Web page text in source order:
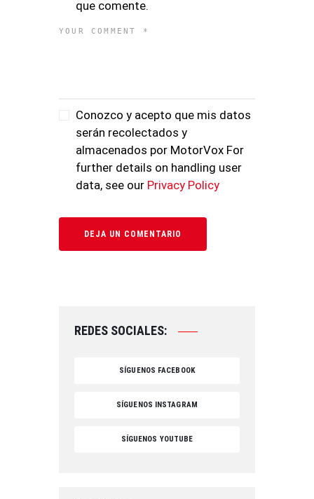
que comente.
Conozco y acepto que mis datos
serán recolectados y
almacenados por MotorVox For
further details on handling user
data, see our Privacy Policy
REDES SOCIALES:
SÍGUENOS FACEBOOK
SÍGUENOS INSTAGRAM
SÍGUENOS YOUTUBE